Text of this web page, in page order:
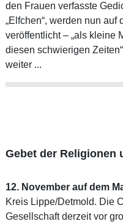
den Frauen verfasste
„Elfchen“, werden nun
veröffentlicht – „als kleine
diesen schwierigen
weiter ...
Gebet der Religionen
12. November auf dem
Kreis Lippe/Detmold. Die
Gesellschaft derzeit vor